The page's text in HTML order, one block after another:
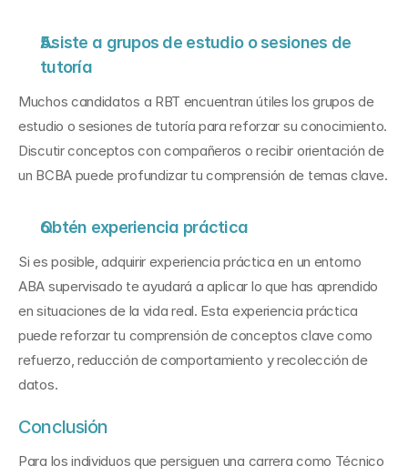
Asiste a grupos de estudio o sesiones de
tutoría
Muchos candidatos a RBT encuentran útiles los grupos de
estudio o sesiones de tutoría para reforzar su conocimiento.
Discutir conceptos con compañeros o recibir orientación de
un BCBA puede profundizar tu comprensión de temas clave.
Obtén experiencia práctica
Si es posible, adquirir experiencia práctica en un entorno
ABA supervisado te ayudará a aplicar lo que has aprendido
en situaciones de la vida real. Esta experiencia práctica
puede reforzar tu comprensión de conceptos clave como
refuerzo, reducción de comportamiento y recolección de
datos.
Conclusión
Para los individuos que persiguen una carrera como Técnico